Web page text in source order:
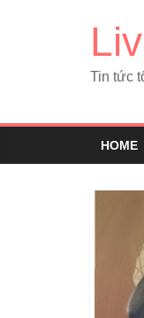
Tin tức
HOME